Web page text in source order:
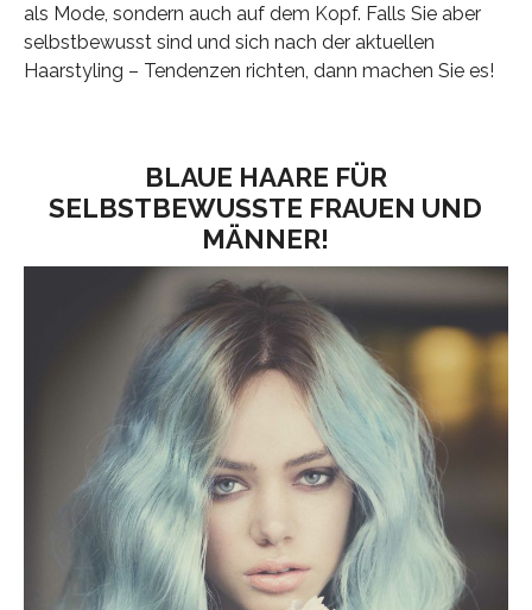
als Mode, sondern auch auf dem Kopf. Falls Sie aber
selbstbewusst sind und sich nach der aktuellen
Haarstyling – Tendenzen richten, dann machen Sie es!
BLAUE HAARE FÜR
SELBSTBEWUSSTE FRAUEN UND
MÄNNER!